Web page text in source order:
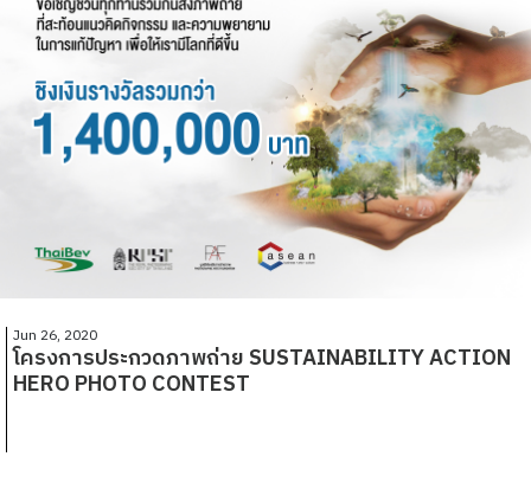
Jun 26, 2020
โครงการประกวดภาพถ่าย SUSTAINABILITY ACTION
HERO PHOTO CONTEST